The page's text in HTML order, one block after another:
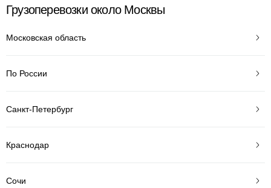
Грузоперевозки около Москвы
Московская область
По России
Санкт-Петербург
Краснодар
Сочи